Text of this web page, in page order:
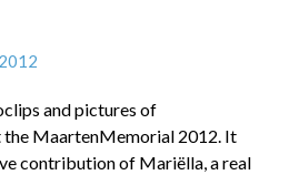
and pictures of
MaartenMemorial 2012. It
contribution of Mariëlla, a real